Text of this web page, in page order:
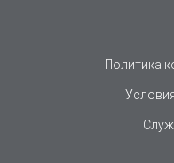
Политика